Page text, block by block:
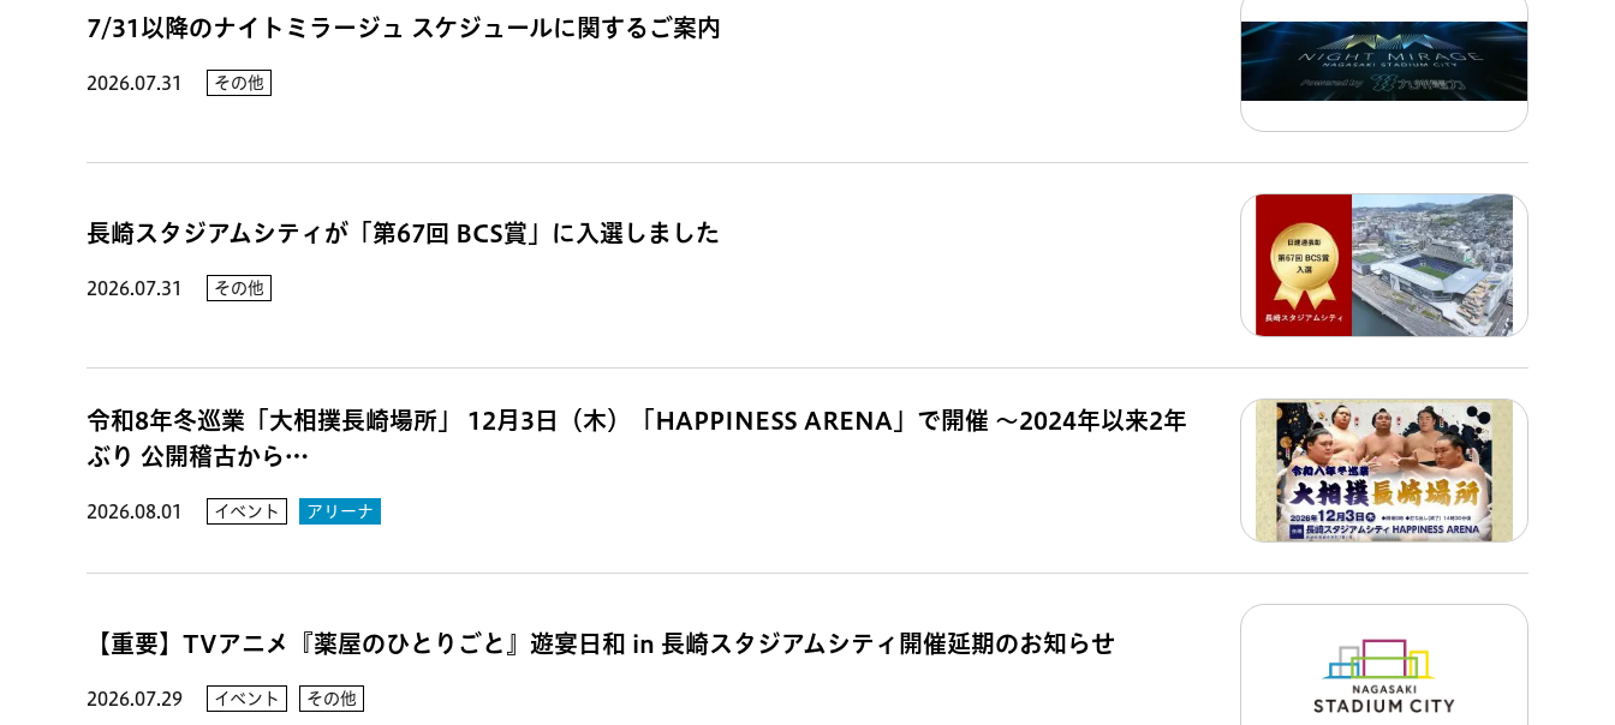
7/31以降のナイトミラージュ スケジュールに関するご案内
2026.07.31 その他
長崎スタジアムシティが「第67回 BCS賞」に入選しました
2026.07.31 その他
令和8年冬巡業「大相撲長崎場所」 12月3日（木）「HAPPINESS ARENA」で開催 ～2024年以来2年
ぶり 公開稽古から…
2026.08.01 イベント アリーナ
【重要】TVアニメ『薬屋のひとりごと』遊宴日和 in 長崎スタジアムシティ開催延期のお知らせ
2026.07.29 イベント その他